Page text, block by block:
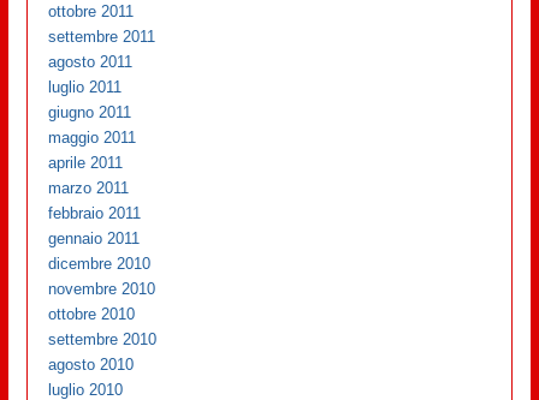
ottobre 2011
settembre 2011
agosto 2011
luglio 2011
giugno 2011
maggio 2011
aprile 2011
marzo 2011
febbraio 2011
gennaio 2011
dicembre 2010
novembre 2010
ottobre 2010
settembre 2010
agosto 2010
luglio 2010